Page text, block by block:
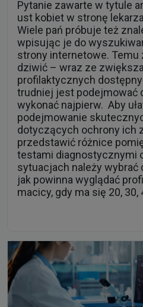
wpisując je do
strony internetowe.
dziwić – wraz ze
profilaktycznych
trudniej jest podejmować
wykonać najpierw. Aby
podejmowanie
dotyczących ochrony ich
przedstawić różnice
testami diagnostycznymi
sytuacjach należy wybrać
jak powinna wyglądać
macicy, gdy ma się 20, 30,